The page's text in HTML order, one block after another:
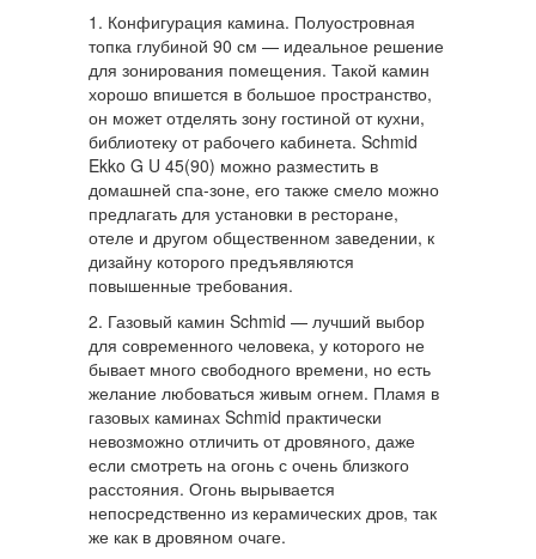
1. Конфигурация камина. Полуостровная
топка глубиной 90 см — идеальное решение
для зонирования помещения. Такой камин
хорошо впишется в большое пространство,
он может отделять зону гостиной от кухни,
библиотеку от рабочего кабинета. Schmid
Ekko G U 45(90) можно разместить в
домашней спа-зоне, его также смело можно
предлагать для установки в ресторане,
отеле и другом общественном заведении, к
дизайну которого предъявляются
повышенные требования.
2. Газовый камин Schmid — лучший выбор
для современного человека, у которого не
бывает много свободного времени, но есть
желание любоваться живым огнем. Пламя в
газовых каминах Schmid практически
невозможно отличить от дровяного, даже
если смотреть на огонь с очень близкого
расстояния. Огонь вырывается
непосредственно из керамических дров, так
же как в дровяном очаге.